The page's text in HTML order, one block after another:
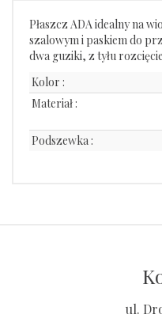
Płaszcz ADA idealny na
szalowym i paskiem do
dwa guziki, z tyłu
Kolor :
Materiał :
Podszewka :
ul.